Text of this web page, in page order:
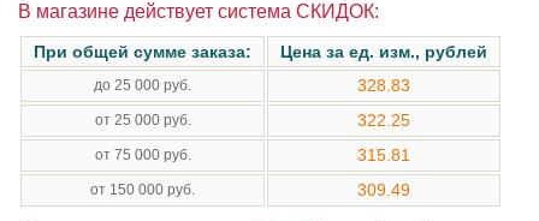
В магазине действует система СКИДОК:
При общей сумме заказа: Цена за ед. изм., рублей
до 25 000 руб. 328.83
от 25 000 руб. 322.25
от 75 000 руб. 315.81
от 150 000 руб. 309.49